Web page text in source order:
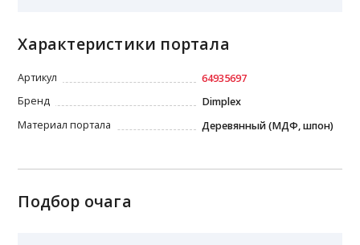
Характеристики портала
Артикул
64935697
Бренд
Dimplex
Материал портала
Деревянный (МДФ, шпон)
Подбор очага